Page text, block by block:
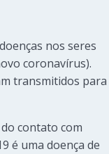
nos seres
coronavírus).
transmitidos para
contato com
é uma doença de